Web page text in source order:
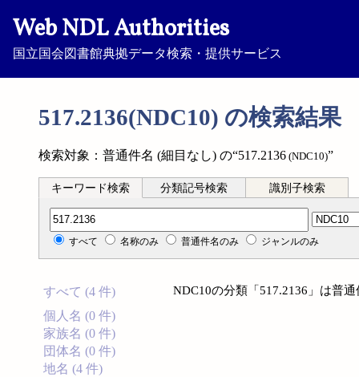
Web NDL Authorities
国立国会図書館典拠データ検索・提供サービス
517.2136(NDC10) の検索結果
検索対象：普通件名 (細目なし) の“517.2136 (NDC10)”
キーワード検索 分類記号検索 識別子検索
分類記号検索
すべて 名称のみ 普通件名のみ ジャンルのみ
すべて (4 件)
個人名 (0 件)
家族名 (0 件)
団体名 (0 件)
地名 (4 件)
NDC10の分類「517.2136」は普